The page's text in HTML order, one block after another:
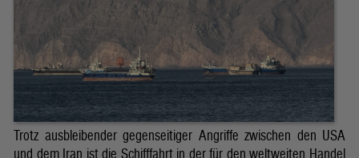
Trotz ausbleibender gegenseitiger Angriffe zwischen den USA
und dem Iran ist die Schifffahrt in der für den weltweiten Handel